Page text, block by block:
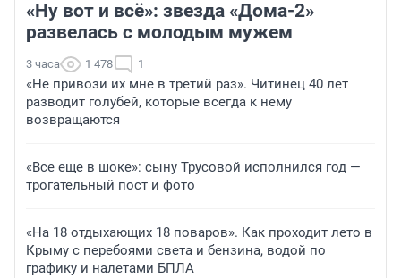
«Ну вот и всё»: звезда «Дома-2»
развелась с молодым мужем
3 часа 1 478 1
«Не привози их мне в третий раз». Читинец 40 лет
разводит голубей, которые всегда к нему
возвращаются
«Все еще в шоке»: сыну Трусовой исполнился год —
трогательный пост и фото
«На 18 отдыхающих 18 поваров». Как проходит лето в
Крыму с перебоями света и бензина, водой по
графику и налетами БПЛА